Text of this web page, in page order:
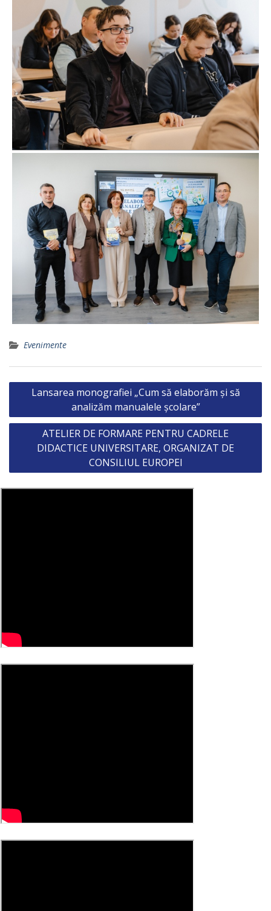
Evenimente
Post
Lansarea monografiei „Cum să elaborăm și să
analizăm manualele școlare”
ATELIER DE FORMARE PENTRU CADRELE
DIDACTICE UNIVERSITARE, ORGANIZAT DE
CONSILIUL EUROPEI